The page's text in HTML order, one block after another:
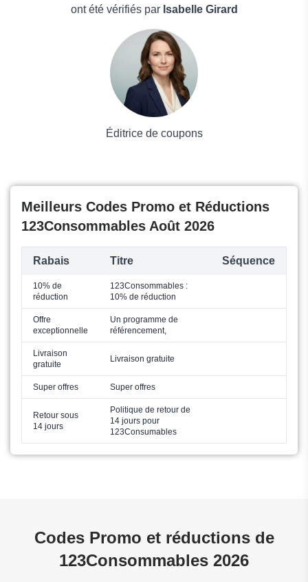
ont été vérifiés par Isabelle Girard
Éditrice de coupons
Meilleurs Codes Promo et Réductions
123Consommables Août 2026
Rabais Titre Séquence
10% de
réduction
123Consommables :
10% de réduction
Offre
exceptionnelle
Un programme de
référencement,
Livraison
gratuite
Livraison gratuite
Super offres Super offres
Retour sous
14 jours
Politique de retour de
14 jours pour
123Consumables
Codes Promo et réductions de
123Consommables 2026